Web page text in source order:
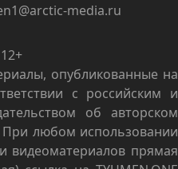
media.ru
опубликованные на
с российским и
об авторском
любом использовании
видеоматериалов прямая